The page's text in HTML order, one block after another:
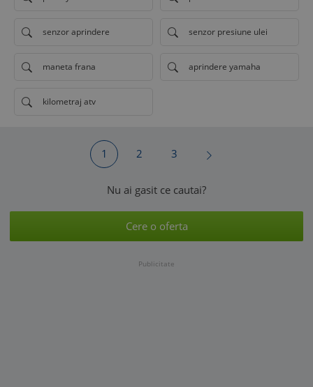
senzor aprindere senzor presiune ulei
maneta frana aprindere yamaha
kilometraj atv
1 2 3
Nu ai gasit ce cautai?
Cere o oferta
Publicitate